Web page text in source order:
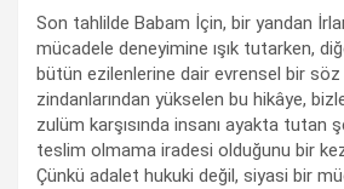
Son tahlilde Babam İçin, bir yandan
mücadele deneyimine ışık tutarken,
bütün ezilenlerine dair evrensel bir söz
zindanlarından yükselen bu hikâye,
zulüm karşısında insanı ayakta tutan
teslim olmama iradesi olduğunu bir
Çünkü adalet hukuki değil, siyasi bir